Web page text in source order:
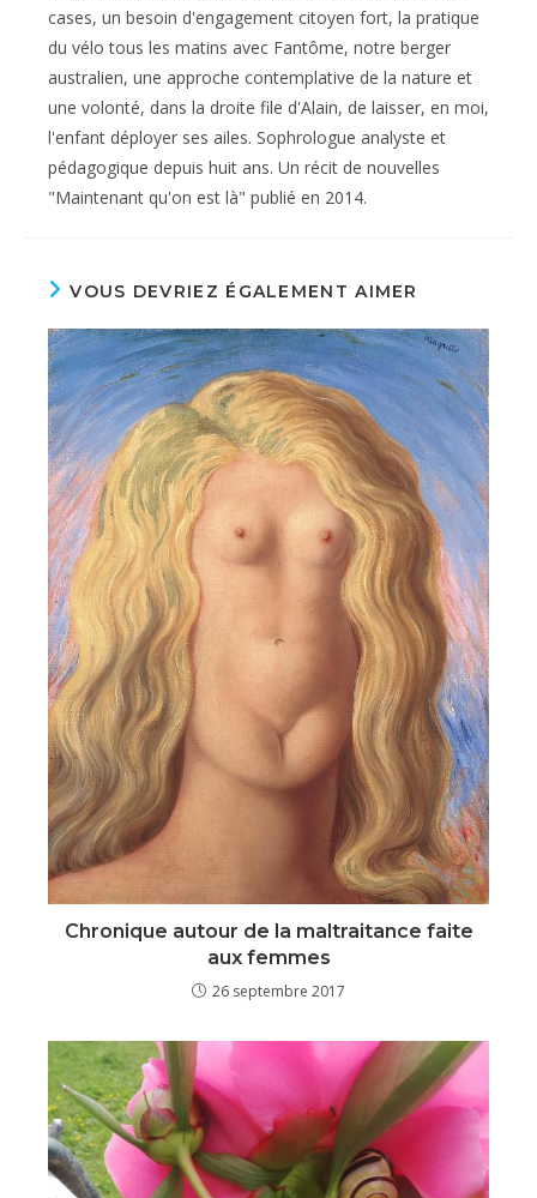
cases, un besoin d'engagement citoyen fort, la pratique
du vélo tous les matins avec Fantôme, notre berger
australien, une approche contemplative de la nature et
une volonté, dans la droite file d'Alain, de laisser, en moi,
l'enfant déployer ses ailes. Sophrologue analyste et
pédagogique depuis huit ans. Un récit de nouvelles
"Maintenant qu'on est là" publié en 2014.
VOUS DEVRIEZ ÉGALEMENT AIMER
Chronique autour de la maltraitance faite
aux femmes
26 septembre 2017